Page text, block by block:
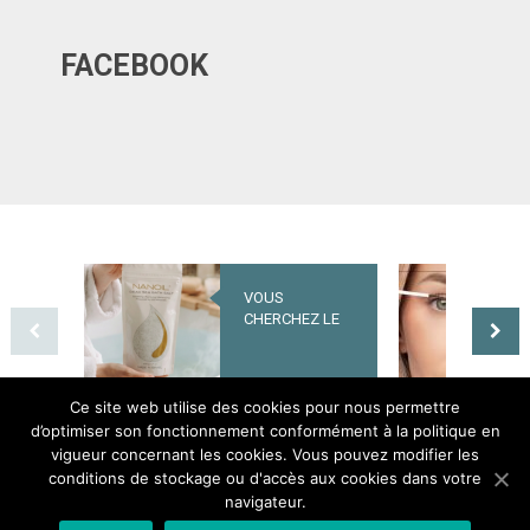
FACEBOOK
VOUS
CHERCHEZ LE
SAINE ? OPTEZ
POUR NANOIL
DEAD SEA
BATH SALT
UNE NOUVELLE
ÈRE POUR LES
SOINS DES
LES EFFETS DU
NANOLASH
PEPTIDE
EYELASH
Bel AngeCopyright © 2026.
Ce site web utilise des cookies pour nous permettre
d’optimiser son fonctionnement conformément à la politique en
vigueur concernant les cookies. Vous pouvez modifier les
conditions de stockage ou d'accès aux cookies dans votre
navigateur.